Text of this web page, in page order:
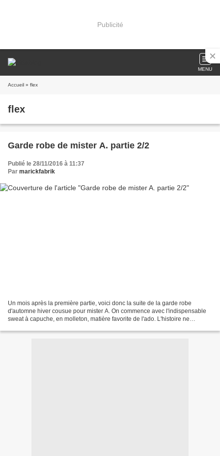
Publicité
MENU
Accueil » flex
flex
Garde robe de mister A. partie 2/2
Publié le 28/11/2016 à 11:37
Par marickfabrik
Un mois après la première partie, voici donc la suite de la garde robe
d'automne hiver cousue pour mister A. On commence avec l'indispensable
sweat à capuche, en molleton, matière favorite de l'ado. L'histoire ne